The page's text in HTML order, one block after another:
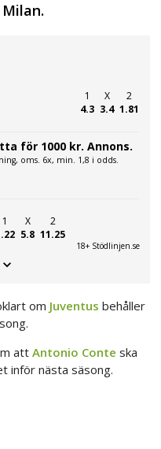
1
4.3
X
3.4
2
1.81
för 1000 kr. Annons.
oms. 6x, min. 1,8 i odds.
1
X
5.8
2
11.25
18+ Stödlinjen.se
om Juventus behåller
att Antonio Conte ska
inför nästa säsong.